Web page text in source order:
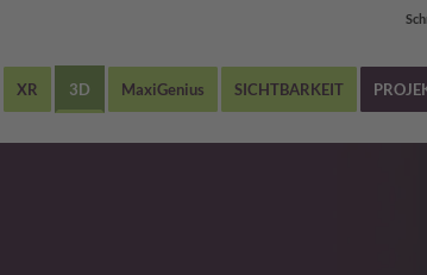
XR 3D MaxiGenius SICHTBARKEIT